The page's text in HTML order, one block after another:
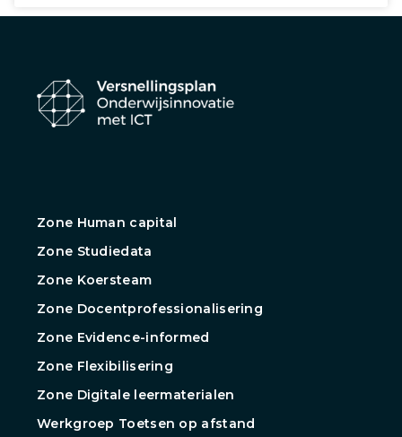
Zone Human capital
Zone Studiedata
Zone Koersteam
Zone Docentprofessionalisering
Zone Evidence-informed
Zone Flexibilisering
Zone Digitale leermaterialen
Werkgroep Toetsen op afstand